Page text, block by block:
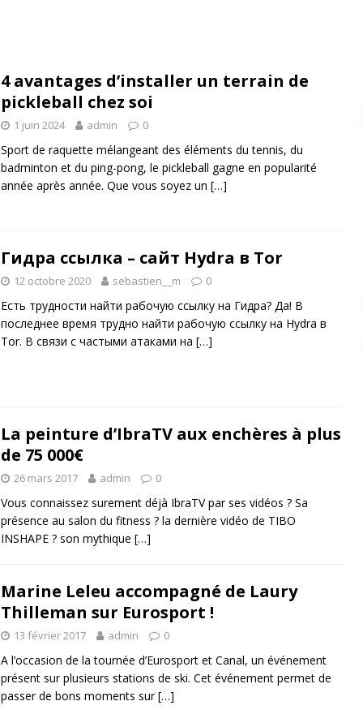
4 avantages d’installer un terrain de
pickleball chez soi
1 juin 2024 admin 0
Sport de raquette mélangeant des éléments du tennis, du
badminton et du ping-pong, le pickleball gagne en popularité
année après année. Que vous soyez un […]
Гидра ссылка – сайт Hydra в Tor
12 octobre 2020 sebastien__m 0
Есть трудности найти рабочую ссылку на Гидра? Да! В
последнее время трудно найти рабочую ссылку на Hydra в
Tor. В связи с частыми атаками на […]
La peinture d’IbraTV aux enchères à plus
de 75 000€
26 mars 2017 admin 0
Vous connaissez surement déjà IbraTV par ses vidéos ? Sa
présence au salon du fitness ? la dernière vidéo de TIBO
INSHAPE ? son mythique […]
Marine Leleu accompagné de Laury
Thilleman sur Eurosport !
13 février 2017 admin 0
A l’occasion de la tournée d’Eurosport et Canal, un événement
présent sur plusieurs stations de ski. Cet événement permet de
passer de bons moments sur[…]